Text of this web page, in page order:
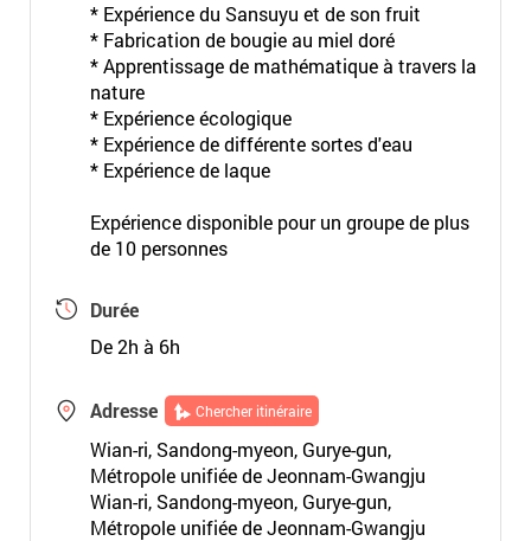
* Expérience du Sansuyu et de son fruit
* Fabrication de bougie au miel doré
* Apprentissage de mathématique à travers la
nature
* Expérience écologique
* Expérience de différente sortes d'eau
* Expérience de laque
Expérience disponible pour un groupe de plus
de 10 personnes
Durée
De 2h à 6h
Adresse Chercher itinéraire
Wian-ri, Sandong-myeon, Gurye-gun,
Métropole unifiée de Jeonnam-Gwangju
Wian-ri, Sandong-myeon, Gurye-gun,
Métropole unifiée de Jeonnam-Gwangju